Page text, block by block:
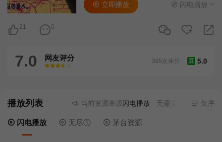
21 0
立即播放 闪电播放
7.0 网友评分
很差
较差还行推荐力荐
豆 5.0
395次评分
播放列表 当前资源来源闪电播放- 无需安装任何插件倒序
闪电播放 无尽① 茅台资源